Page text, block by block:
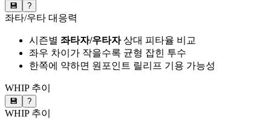
💾 ?
좌타/우타 대응력
시즌별 좌타자/우타자상대 피타율 비교
좌우 차이가 작을수록 균형 잡힌 투수
한쪽에 약하면 원포인트 릴리프 기용 가능성
WHIP 추이
💾 ?
WHIP 추이